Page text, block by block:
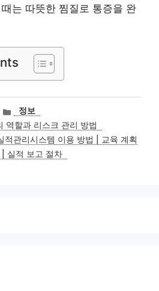
는 따뜻한 찜질로 통증을 완
카
테
고
리
정보
역할과 리스크 관리 방법
적관리시스템 이용 방법 | 교육 계획
| 실적 보고 절차